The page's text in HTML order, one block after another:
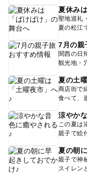
夏休み
聖地巡礼
夏の松江
7月の親
関西の日
観光地・
夏の土
商店街で
食べて、
涼やか
この夏は
親子で絵
夏の朝
親子で神
スイレン